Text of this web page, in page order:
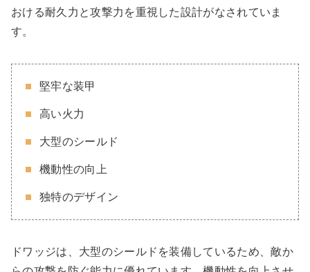
おける耐久力と攻撃力を重視した設計がなされていま
す。
堅牢な装甲
高い火力
大型のシールド
機動性の向上
独特のデザイン
ドワッジは、大型のシールドを装備しているため、敵か